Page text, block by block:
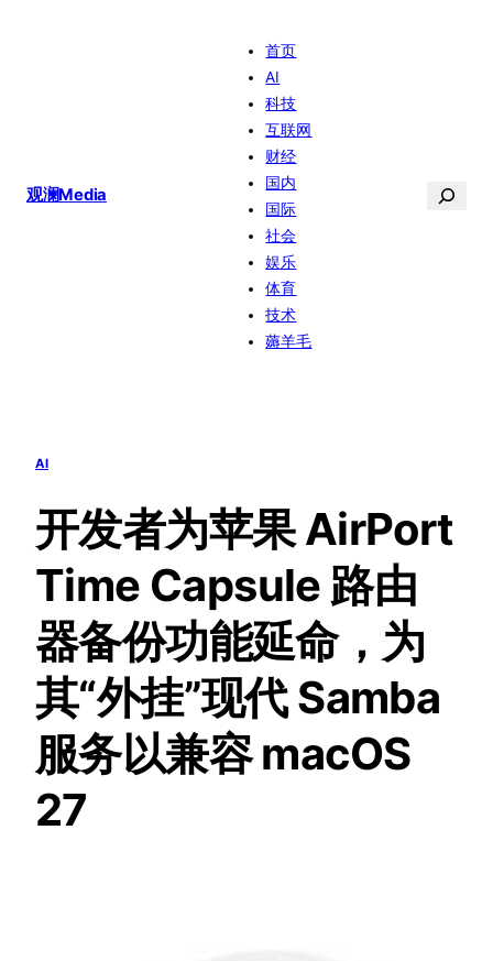
观澜Media
首页
AI
科技
互联网
财经
国内
国际
社会
娱乐
体育
技术
薅羊毛
搜
AI
开发者为苹果 AirPort
Time Capsule 路由
器备份功能延命，为
其“外挂”现代 Samba
服务以兼容 macOS
27